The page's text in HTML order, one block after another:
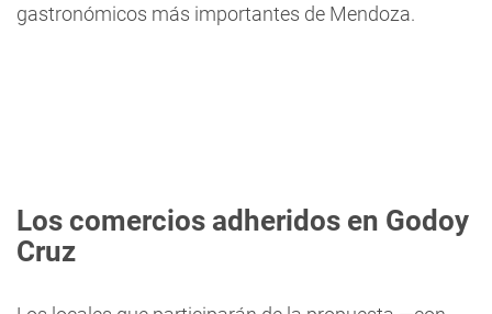
gastronómicos más importantes de Mendoza.
Los comercios adheridos en Godoy
Cruz